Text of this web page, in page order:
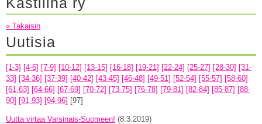
« Takaisin
Uutisia
[1-3] [4-6] [7-9] [10-12] [13-15] [16-18] [19-21] [22-24] [25-27] [28-30] [31-
33] [34-36] [37-39] [40-42] [43-45] [46-48] [49-51] [52-54] [55-57] [58-60]
[61-63] [64-66] [67-69] [70-72] [73-75] [76-78] [79-81] [82-84] [85-87] [88-
90] [91-93] [94-96] [97]
Uutta virtaa Varsinais-Suomeen! (8.3.2019)